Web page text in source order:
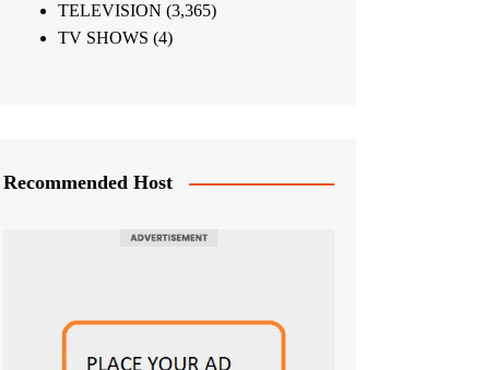
TELEVISION (3,365)
TV SHOWS (4)
Recommended Host